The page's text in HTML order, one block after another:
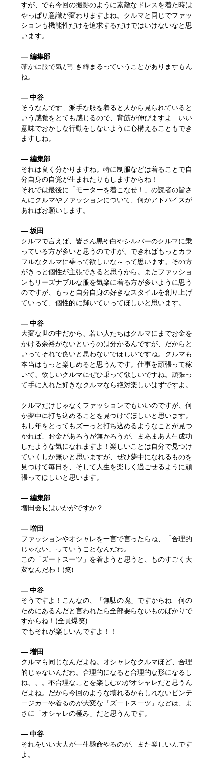
すが、でも今回の撮影のように素敵なドレスを着た時は
やっぱり意識が変わりますよね。クルマと同じでファッ
ションも機能性だけを追求するだけではいけないなと思
います。
― 編集部
確かに服で気が引き締まるっていうことがありますもん
ね。
― 中谷
そうなんです、派手な服を着ると人から見られていると
いう感覚をとても感じるので、背筋が伸びますよ！いい
意味でおかしな行動をしないように心構えることもでき
ますしね。
― 編集部
それは良く分かりますね。特に制服などは着ることで自
分自身の自覚が生まれたりもしますからね！
それでは最後に「モーターを着こなせ！」の読者の皆さ
んにクルマやファッションについて、何かアドバイスが
あればお願いします。
― 坂田
クルマで言えば、皆さん黒や白やシルバーのクルマに乗
っている方が多いと思うのですが、できればもっとカラ
フルなクルマに乗って欲しいな～って思います。その方
がきっと個性が主張できると思うから。またファッショ
ンもリーズナブルな服を気楽に着る方が多いように思う
のですが、もっと自分自身の好きなスタイルを創り上げ
ていって、個性的に輝いていってほしいと思います。
― 中谷
大変な世の中だから、若い人たちはクルマにまでお金を
かける余裕がないというのは分かるんですが、だからと
いってそれで良いと思わないでほしいですね。クルマも
本当はもっと楽しめると思うんです。仕事を頑張って稼
いで、欲しいクルマにぜひ乗って欲しいですね。頑張っ
て手に入れた好きなクルマなら絶対楽しいはずですよ。
クルマだけじゃなくファッションでもいいのですが、何
か夢中に打ち込めることを見つけてほしいと思います。
もし年をとってもズーっと打ち込めるようなことが見つ
かれば、お金があろうが無かろうが、まあまあ人生成功
したような気になれますよ！楽しいことは自分で見つけ
ていくしか無いと思いますが、ぜひ夢中になれるものを
見つけて毎日を、そして人生を楽しく過ごせるように頑
張ってほしいと思います。
― 編集部
増田会長はいかがですか？
― 増田
ファッションやオシャレを一言で言ったらね、「合理的
じゃない」っていうことなんだわ。
この「ズートスーツ」を着ようと思うと、ものすごく大
変なんだわ！(笑)
― 中谷
そうですよ！こんなの、「無駄の塊」ですからね！何の
ためにあるんだと言われたら全部要らないものばかりで
すからね！(全員爆笑)
でもそれが楽しいんですよ！！
― 増田
クルマも同じなんだよね。オシャレなクルマほど、合理
的じゃないんだわ。合理的になると合理的な形になるし
ね、、。不合理なことを楽しむのがオシャレだと思うん
だよね。だから今回のような壊れるかもしれないビンテ
ージカーや着るのが大変な「ズートスーツ」などは、ま
さに「オシャレの極み」だと思うんです。
― 中谷
それをいい大人が一生懸命やるのが、また楽しいんです
よ。